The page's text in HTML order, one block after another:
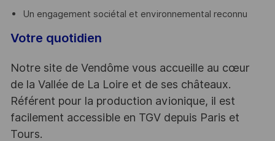
Un engagement sociétal et environnemental reconnu
Votre quotidien
Notre site de Vendôme vous accueille au cœur
de la Vallée de La Loire et de ses châteaux.
Référent pour la production avionique, il est
facilement accessible en TGV depuis Paris et
Tours.